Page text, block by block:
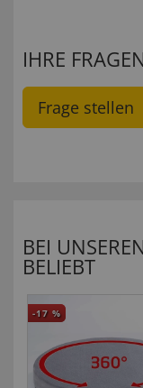
IHRE
Frage stellen
BEI
BELIEBT
-17 %